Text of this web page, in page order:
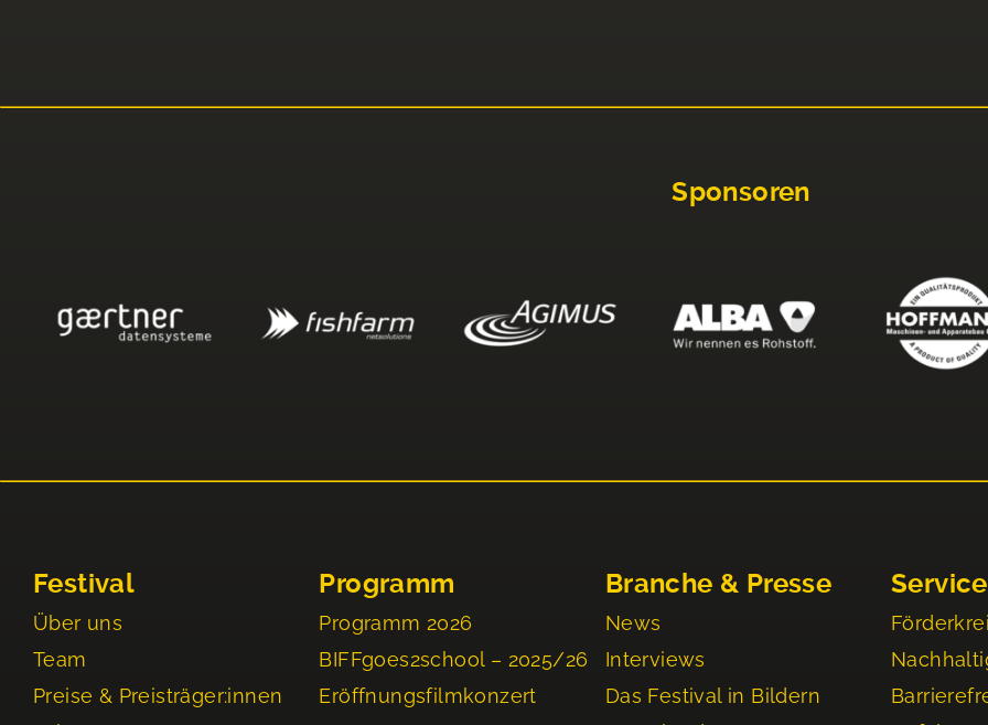
Sponsoren
Festival
Über uns
Team
Preise & Preisträger:innen
Programm
Programm 2026
BIFFgoes2school – 2025/26
Eröffnungsfilmkonzert
Branche & Presse
News
Interviews
Das Festival in Bildern
Service